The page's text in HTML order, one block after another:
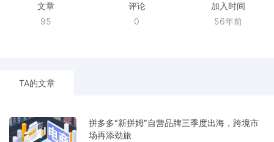
文章
95
评论
0
加入时间
56年前
TA的文章
拼多多“新拼姆”自营品牌三季度出海，跨境市
场再添劲旅